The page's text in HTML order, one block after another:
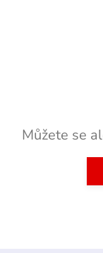
Můžete se